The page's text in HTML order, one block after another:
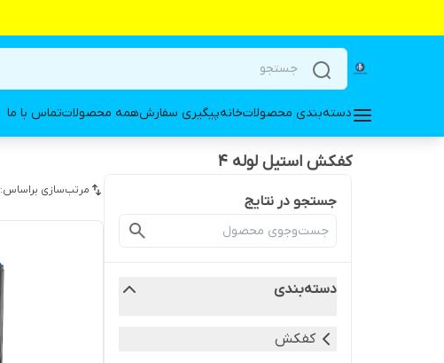
دسته‌بندی محصولاتخانهپیگیری سفارشهمه محصولاتتماس با ما
کفکش استیل لوله ۴
جستجو در نتایج
دسته‌بندی
کفکش
مرتب‌سازی براساس: